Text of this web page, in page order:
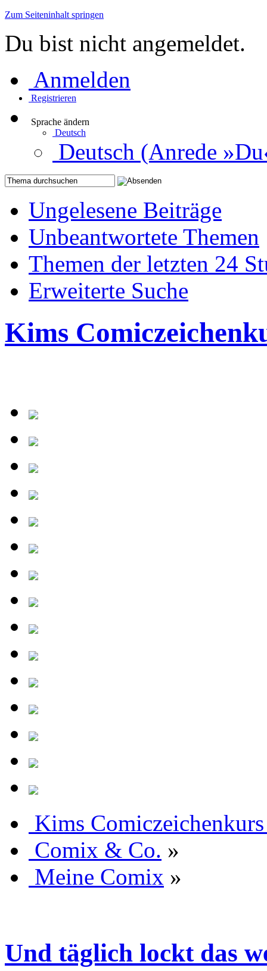
Zum Seiteninhalt springen
Du bist nicht angemeldet.
Anmelden
Registrieren
Sprache ändern
Deutsch
Deutsch (Anrede
Ungelesene Beiträge
Unbeantwortete Themen
Themen der letzten 24
Erweiterte Suche
Kims
Kims
Comix & Co. »
Meine Comix »
Und täglich lockt das